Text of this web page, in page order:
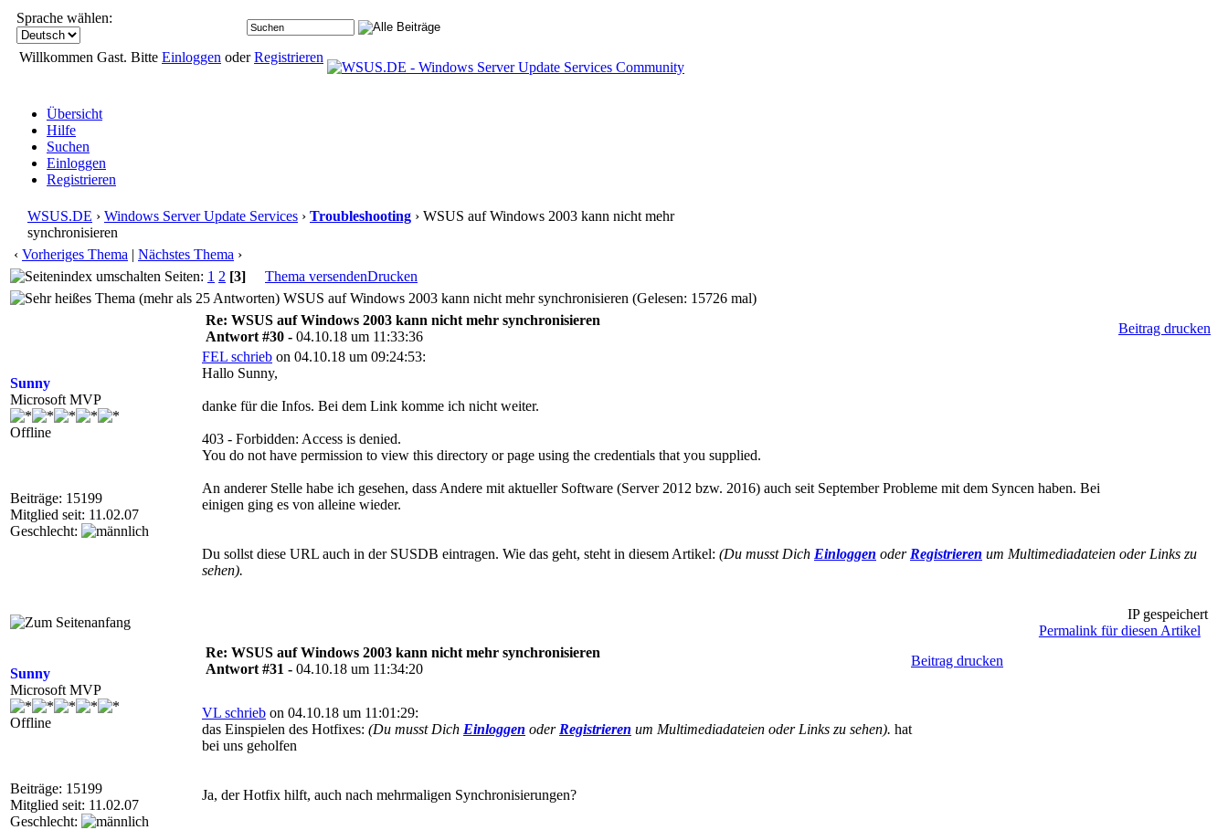
Sprache wählen:
Willkommen Gast. Bitte Einloggen oderRegistrieren
Übersicht
Hilfe
Suchen
Einloggen
Registrieren
WSUS.DE › Windows Server Update Services › Troubleshooting › WSUS auf Windows 2003 kann nicht mehr
synchronisieren
‹ Vorheriges Thema | Nächstes Thema ›
Seiten: 1 2 [3] Thema versendenDrucken
WSUS auf Windows 2003 kann nicht mehr synchronisieren (Gelesen: 15726 mal)
Sunny
Microsoft MVP
Offline
Beiträge: 15199
Mitglied seit: 11.02.07
Geschlecht:
Re: WSUS auf Windows 2003 kann nicht mehr synchronisieren
Antwort #30 - 04.10.18 um 11:33:36
Beitrag drucken
FEL schrieb on 04.10.18 um 09:24:53:
Hallo Sunny,
danke für die Infos. Bei dem Link komme ich nicht weiter.
403 - Forbidden: Access is denied.
You do not have permission to view this directory or page using the credentials that you supplied.
An anderer Stelle habe ich gesehen, dass Andere mit aktueller Software (Server 2012 bzw. 2016) auch seit September Probleme mit dem Syncen haben. Bei
einigen ging es von alleine wieder.
Du sollst diese URL auch in der SUSDB eintragen. Wie das geht, steht in diesem Artikel: (Du musst Dich Einloggen oder Registrieren um Multimediadateien oder Links zu
sehen).
IP gespeichert
Permalink für diesen Artikel
Sunny
Microsoft MVP
Offline
Beiträge: 15199
Mitglied seit: 11.02.07
Geschlecht:
Re: WSUS auf Windows 2003 kann nicht mehr synchronisieren
Antwort #31 - 04.10.18 um 11:34:20
Beitrag drucken
VL schrieb on 04.10.18 um 11:01:29:
das Einspielen des Hotfixes: (Du musst Dich Einloggen oder Registrieren um Multimediadateien oder Links zu sehen). hat
bei uns geholfen
Ja, der Hotfix hilft, auch nach mehrmaligen Synchronisierungen?